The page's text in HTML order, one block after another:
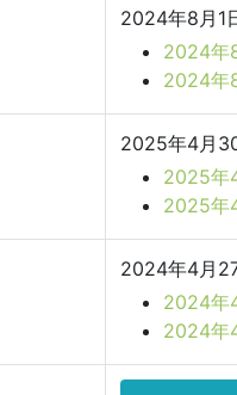
2024年8月1
2024年
2024年
2025年4月
2025年
2025年
2024年4月
2024年
2024年